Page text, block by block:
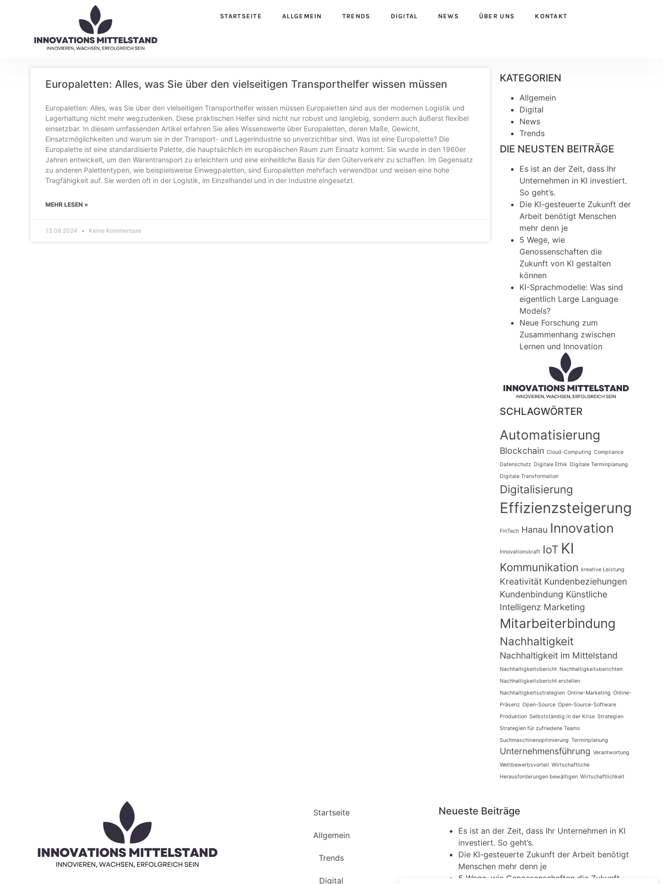
STARTSEITE ALLGEMEIN TRENDS DIGITAL NEWS ÜBER UNS KONTAKT
Europaletten: Alles, was Sie über den vielseitigen Transporthelfer wissen müssen
Europaletten: Alles, was Sie über den vielseitigen Transporthelfer wissen müssen Europaletten sind aus der modernen Logistik und
Lagerhaltung nicht mehr wegzudenken. Diese praktischen Helfer sind nicht nur robust und langlebig, sondern auch äußerst flexibel
einsetzbar. In diesem umfassenden Artikel erfahren Sie alles Wissenswerte über Europaletten, deren Maße, Gewicht,
Einsatzmöglichkeiten und warum sie in der Transport- und Lagerindustrie so unverzichtbar sind. Was ist eine Europalette? Die
Europalette ist eine standardisierte Palette, die hauptsächlich im europäischen Raum zum Einsatz kommt. Sie wurde in den 1960er
Jahren entwickelt, um den Warentransport zu erleichtern und eine einheitliche Basis für den Güterverkehr zu schaffen. Im Gegensatz
zu anderen Palettentypen, wie beispielsweise Einwegpaletten, sind Europaletten mehrfach verwendbar und weisen eine hohe
Tragfähigkeit auf. Sie werden oft in der Logistik, im Einzelhandel und in der Industrie eingesetzt.
MEHR LESEN »
13.08.2024 Keine Kommentare
KATEGORIEN
Allgemein
Digital
News
Trends
DIE NEUSTEN BEITRÄGE
Es ist an der Zeit, dass Ihr
Unternehmen in KI investiert.
So geht’s.
Die KI-gesteuerte Zukunft der
Arbeit benötigt Menschen
mehr denn je
5 Wege, wie
Genossenschaften die
Zukunft von KI gestalten
können
KI-Sprachmodelle: Was sind
eigentlich Large Language
Models?
Neue Forschung zum
Zusammenhang zwischen
Lernen und Innovation
SCHLAGWÖRTER
Automatisierung
Blockchain Cloud-Computing Compliance
Datenschutz Digitale Ethik Digitale Terminplanung
Digitale Transformation
Digitalisierung
Effizienzsteigerung
FinTech Hanau Innovation
Innovationskraft IoT KI
Kommunikation kreative Leistung
Kreativität Kundenbeziehungen
Kundenbindung Künstliche
Intelligenz Marketing
Mitarbeiterbindung
Nachhaltigkeit
Nachhaltigkeit im Mittelstand
Nachhaltigkeitsbericht Nachhaltigkeitsberichten
Nachhaltigkeitsbericht erstellen
Nachhaltigkeitsstrategien Online-Marketing Online-
Präsenz Open-Source Open-Source-Software
Produktion Selbstständig in der Krise Strategien
Strategien für zufriedene Teams
Suchmaschinenoptimierung Terminplanung
Unternehmensführung Verantwortung
Wettbewerbsvorteil Wirtschaftliche
Herausforderungen bewältigen Wirtschaftlichkeit
Startseite
Allgemein
Trends
Digital
Neueste Beiträge
Es ist an der Zeit, dass Ihr Unternehmen in KI
investiert. So geht’s.
Die KI-gesteuerte Zukunft der Arbeit benötigt
Menschen mehr denn je
5 Wege, wie Genossenschaften die Zukunft